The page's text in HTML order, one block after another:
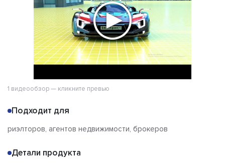
1 видеообзор — кликните превью
Подходит для
риэлторов, агентов недвижимости, брокеров
Детали продукта